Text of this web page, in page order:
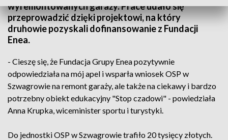
wyremontowanych garaży. Prace udało się
przeprowadzić dzięki projektowi, na który
druhowie pozyskali dofinansowanie z Fundacji
Enea.
- Cieszę się, że Fundacja Grupy Enea pozytywnie
odpowiedziała na mój apel i wsparła wniosek OSP w
Szwagrowie na remont garaży, ale także na ciekawy i bardzo
potrzebny obiekt edukacyjny "Stop czadowi" - powiedziała
Anna Krupka, wiceminister sportu i turystyki.
Do jednostki OSP w Szwagrowie trafiło 20 tysięcy złotych.